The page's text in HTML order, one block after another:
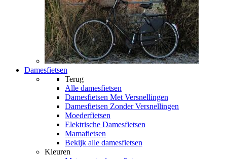
Damesfietsen
Terug
Alle damesfietsen
Damesfietsen Met Versnellingen
Damesfietsen Zonder Versnellingen
Moederfietsen
Elektrische Damesfietsen
Mamafietsen
Bekijk alle damesfietsen
Kleuren